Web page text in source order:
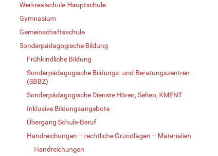
Werkrealschule-Hauptschule
Gymnasium
Gemeinschaftsschule
Sonderpädagogische Bildung
Frühkindliche Bildung
Sonderpädagogische Bildungs- und Beratungszentren
(SBBZ)
Sonderpädagogische Dienste Hören, Sehen, KMENT
Inklusive Bildungsangebote
Übergang Schule-Beruf
Handreichungen – rechtliche Grundlagen – Materialien
Handreichungen